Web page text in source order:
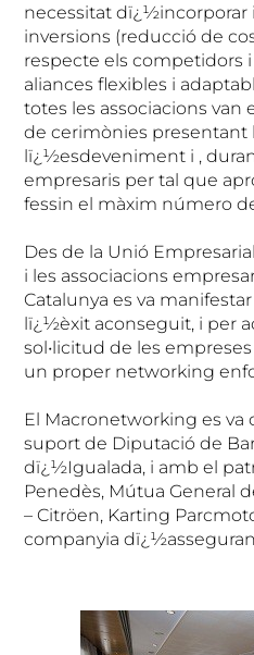
necessitat dï¿½incorporar
inversions (reducció de
respecte els competidors
aliances flexibles i
totes les associacions van
de cerimònies presentant
lï¿½esdeveniment i ,
empresaris per tal que
fessin el màxim número
Des de la Unió
i les associacions
Catalunya es va
lï¿½èxit aconseguit, i per
sol•licitud de les
un proper networking
El Macronetworking es va
suport de Diputació de
dï¿½Igualada, i amb el
Penedès, Mútua General
– Citröen, Karting
companyia